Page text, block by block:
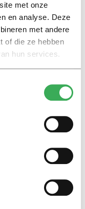
met onze
en analyse. Deze
met andere
of die ze hebben
hun services.
over online
desinformatie:
kom die
‘Ik schrok, we